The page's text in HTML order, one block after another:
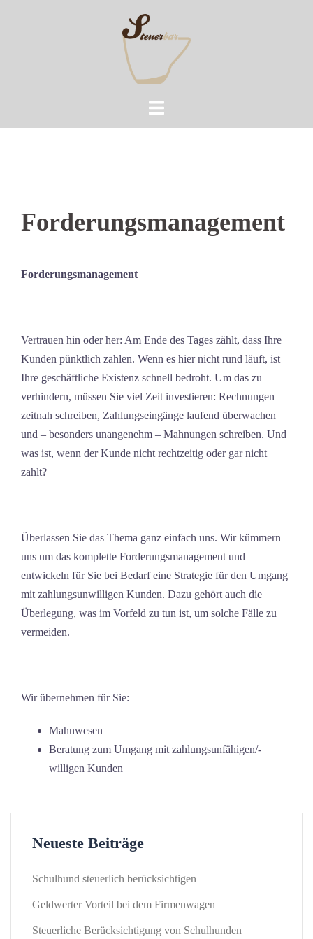
Forderungsmanagement
Forderungsmanagement
Vertrauen hin oder her: Am Ende des Tages zählt, dass Ihre
Kunden pünktlich zahlen. Wenn es hier nicht rund läuft, ist
Ihre geschäftliche Existenz schnell bedroht. Um das zu
verhindern, müssen Sie viel Zeit investieren: Rechnungen
zeitnah schreiben, Zahlungseingänge laufend überwachen
und – besonders unangenehm – Mahnungen schreiben. Und
was ist, wenn der Kunde nicht rechtzeitig oder gar nicht
zahlt?
Überlassen Sie das Thema ganz einfach uns. Wir kümmern
uns um das komplette Forderungsmanagement und
entwickeln für Sie bei Bedarf eine Strategie für den Umgang
mit zahlungsunwilligen Kunden. Dazu gehört auch die
Überlegung, was im Vorfeld zu tun ist, um solche Fälle zu
vermeiden.
Wir übernehmen für Sie:
Mahnwesen
Beratung zum Umgang mit zahlungsunfähigen/-
willigen Kunden
Neueste Beiträge
Schulhund steuerlich berücksichtigen
Geldwerter Vorteil bei dem Firmenwagen
Steuerliche Berücksichtigung von Schulhunden